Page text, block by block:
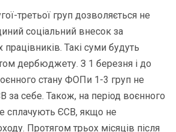
третьої груп дозволяється не
соціальний внесок за
працівників. Такі суми будуть
дербюджету. З 1 березня і до
стану ФОПи 1-3 груп не
за себе. Також, на період воєнного
сплачують ЄСВ, якщо не
Протягом трьох місяців після